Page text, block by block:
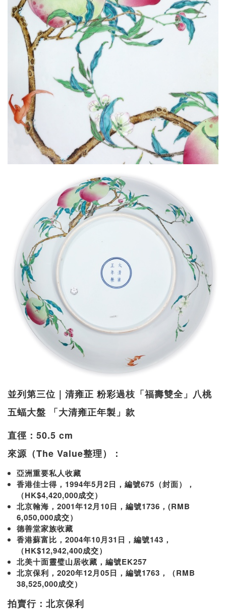
並列第三位｜清雍正 粉彩過枝「福壽雙全」八桃
五蝠大盤 「大清雍正年製」款
直徑：50.5 cm
來源（The Value整理）：
亞洲重要私人收藏
香港佳士得，1994年5月2日，編號675（封面），
（HK$4,420,000成交）
北京翰海，2001年12月10日，編號1736，(RMB
6,050,000成交）
德善堂家族收藏
香港蘇富比，2004年10月31日，編號143，
（HK$12,942,400成交）
北美十面靈璧山居收藏，編號EK257
北京保利，2020年12月05日，編號1763，（RMB
38,525,000成交）
拍賣行：北京保利